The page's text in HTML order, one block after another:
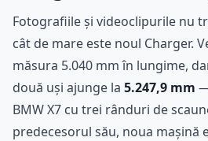
Fotografiile și videoclipurile nu
cât de mare este noul Charger.
măsura 5.040 mm în lungime,
două uși ajunge la 5.247,9 mm
BMW X7 cu trei rânduri de
predecesorul său, noua mașină